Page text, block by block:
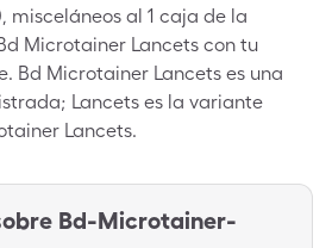
misceláneos al 1 caja de la
Microtainer Lancets con tu
Bd Microtainer Lancets es una
Lancets es la variante
Lancets.
Bd-Microtainer-